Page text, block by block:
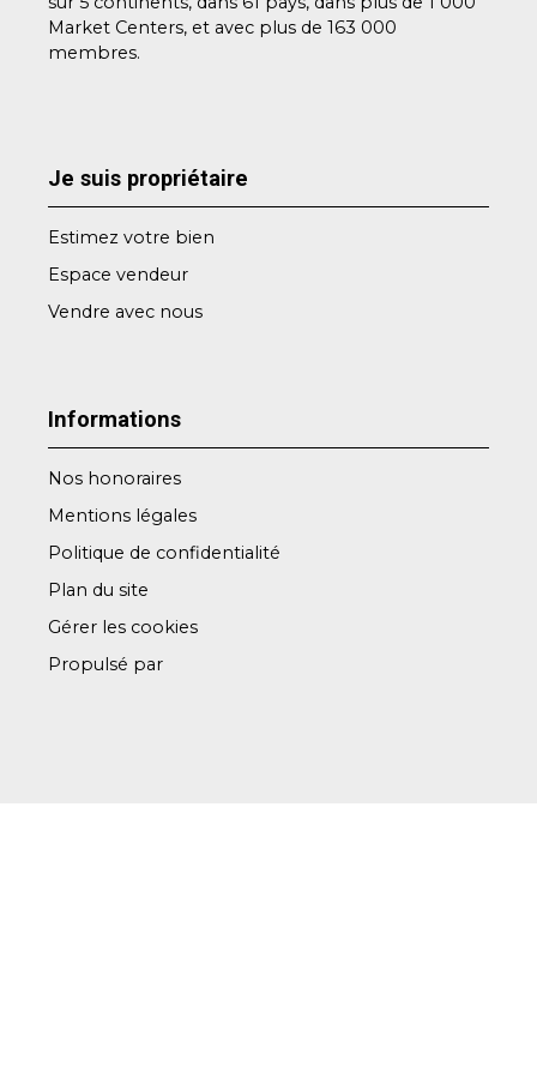
Market Centers, et avec plus de 163 000
membres.
Je suis propriétaire
Estimez votre bien
Espace vendeur
Vendre avec nous
Informations
Nos honoraires
Mentions légales
Politique de confidentialité
Plan du site
Gérer les cookies
Propulsé par